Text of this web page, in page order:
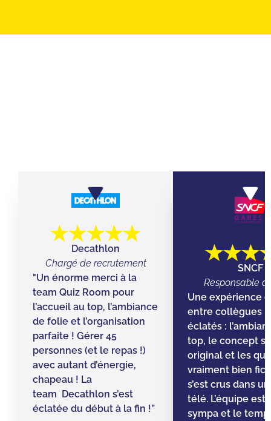
Decathlon
Chargé de recrutement
"Un énorme merci à la
team Quiz Room pour
l’accueil au top, l’ambiance
de folie et l’organisation
parfaite ! Gérer 45
personnes (et le repas !)
avec autant d’énergie,
chapeau ! La
team Decathlon s’est
éclatée du début à la fin !”
SNCF
Responsable
Une expérience
entre collègues !
éclatés :
top, le concept
original et les
vraiment bien
s’est crus dans
télé. L’équipe est
sympa et le